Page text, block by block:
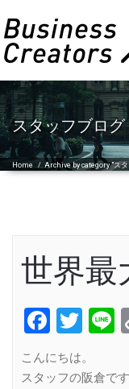
スタッフブログ
Home /Archive by category "ス
世界最
こんにちは。
スタッフの阪倉です